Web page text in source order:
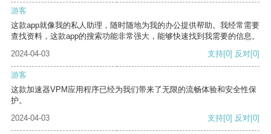
游客
这款app就像我的私人助理，随时随地为我的办公提供帮助。我经常需要
查找资料，这款app的搜索功能非常强大，能够快速找到我需要的信息。
2024-04-03
支持[0] 反对[0]
游客
这款加速器VPM应用程序已经为我们带来了无限的流畅体验和安全性保
护。
2024-04-03
支持[0] 反对[0]